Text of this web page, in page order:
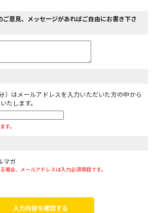
ご意見、メッセージがあればご自由にお書き下さ
）はメールアドレスを入力いただいた方の中から
たします。
す。
マガ
場合、メールアドレスは入力必須項目です。
入力内容を確認する